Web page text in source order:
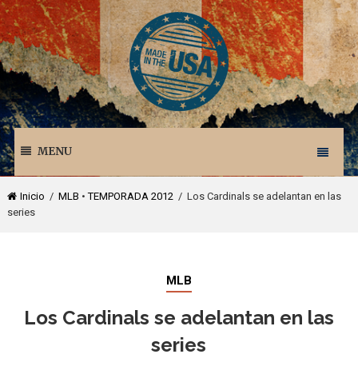
MENU
Inicio / MLB •TEMPORADA 2012/ Los Cardinals se adelantan en las
series
MLB
Los Cardinals se adelantan en las
series